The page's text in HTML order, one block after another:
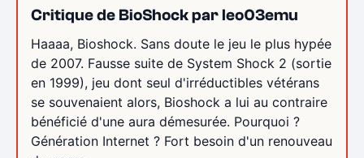
Critique de BioShock par leo03emu
Haaaa, Bioshock. Sans doute le jeu le plus hypée
de 2007. Fausse suite de System Shock 2 (sortie
en 1999), jeu dont seul d'irréductibles vétérans
se souvenaient alors, Bioshock a lui au contraire
bénéficié d'une aura démesurée. Pourquoi ?
Génération Internet ? Fort besoin d'un renouveau